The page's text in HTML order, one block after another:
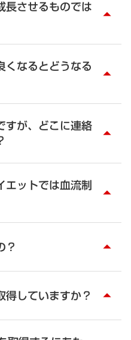
販売、通信販売は厳禁
相性のよいトレーニン
、メリットも用意して
発揮できるようなプロ
に効果がでます。
限を行うと、ホルモンの
とがわかっています。
ニング法を資格取得時
に、筋肉を増やすため
ニング法を学んでいた
させるものでは arrow_drop_up
ようですが、ホルモン
りません。
プさせるトレーニン
ニング法を資格取得講
ングは、mTORとミオ
ための圧とトレーニン
なるとどうなる arrow_drop_up
、美容、アンチエイジ
用があります。成長ホ
には、直接役立ちませ
すが、どこに連絡 arrow_drop_up
トレーナー専用のシ
いますので、そちらで
ご購入いただき販売す
会後パスワードをお知
ットでは血流制 arrow_drop_up
ダイエットが目的で
ます。さらにトレーニ
組み合わせを最適化す
むことができます。
学ぶことができます。
arrow_drop_up
す。強く締めすぎたた
っています。
2週間以上かかる場合も
BFRトレーニング法を
していますか？ arrow_drop_up
ーニングジム経営者、